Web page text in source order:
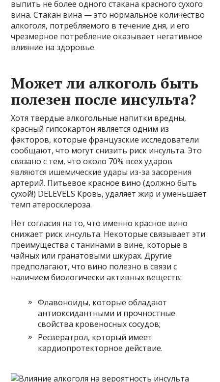
выпить не более одного стакана красного сухого
вина. Стакан вина — это нормальное количество
алкоголя, потребляемого в течение дня, и его
чрезмерное потребление оказывает негативное
влияние на здоровье.
Может ли алкоголь быть
полезен после инсульта?
Хотя твердые алкогольные напитки вредны,
красный гипсокартон является одним из
факторов, которые французские исследователи
сообщают, что могут снизить риск инсульта. Это
связано с тем, что около 70% всех ударов
являются ишемические удары из-за засорения
артерий. Питьевое красное вино (должно быть
сухой!) DELEVELS Кровь, удаляет жир и уменьшает
темп атеросклероза.
Нет согласия на то, что именно красное вино
снижает риск инсульта. Некоторые связывает эти
преимущества с танинами в вине, которые в
чайных или гранатовыми шкурах. Другие
предполагают, что вино полезно в связи с
наличием биологически активных веществ:
Флавоноиды, которые обладают
антиоксидантными и прочностные
свойства кровеносных сосудов;
Ресвератрол, который имеет
кардиопротекторное действие.